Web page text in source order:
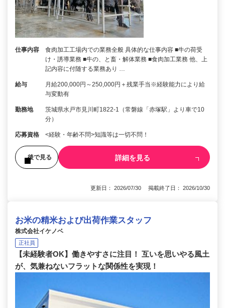
仕事内容
食肉加工工場内での業務全般 具体的な仕事内容 ■牛の荷受
け・誘導業務 ■牛の、と畜・解体業務 ■食肉加工業務 他、上
記内容に付随する業務あり …
給与
月給200,000円～250,000円＋残業手当※経験能力により給
与変動有
勤務地
茨城県水戸市見川町1822-1（常磐線「赤塚駅」より車で10
分）
応募資格 <経験・年齢不問>知識等は一切不問！
後で見る 詳細を見る
更新日： 2026/07/30 掲載終了日： 2026/10/30
お米の精米および出荷作業スタッフ
株式会社イケノベ
正社員
【未経験者OK】働きやすさに注目！ 互いを思いやる風土
が、気兼ねないフラットな関係性を実現！